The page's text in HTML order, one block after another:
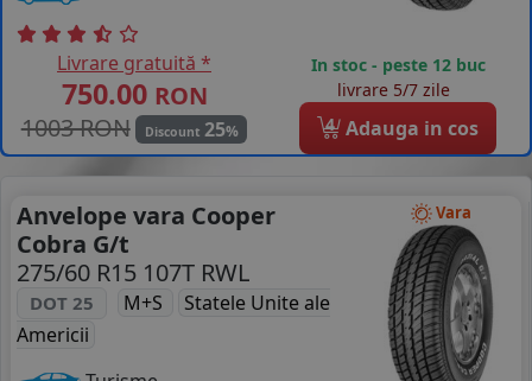
Livrare gratuită *
750.00 RON
1003 RON
Discount 25%
In stoc - peste 12 buc
livrare 5/7 zile
4 Adauga in cos
Vara
Anvelope vara Cooper
Cobra G/t
275/60 R15 107T RWL
DOT 25 M+S
Statele Unite ale
Americii